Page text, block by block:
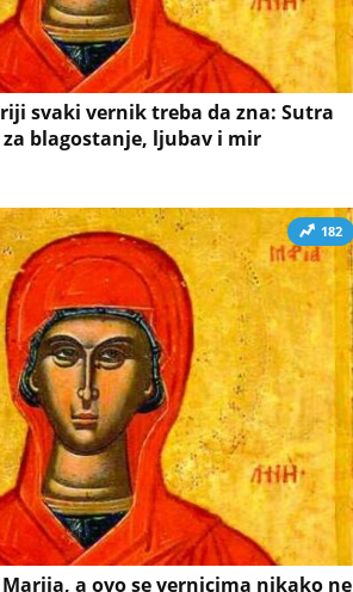
svaki vernik treba da zna: Sutra
blagostanje, ljubav i mir
182
a ovo se vernicima nikako ne